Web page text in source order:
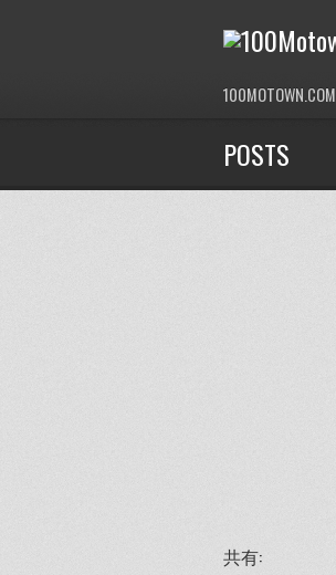
100MOTOWN.COM
POSTS
共有: